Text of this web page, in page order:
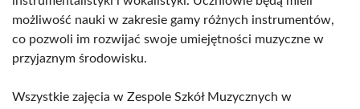
możliwość nauki w zakresie gamy różnych instrumentów,
co pozwoli im rozwijać swoje umiejętności muzyczne w
przyjaznym środowisku.
Wszystkie zajęcia w Zespole Szkół Muzycznych w